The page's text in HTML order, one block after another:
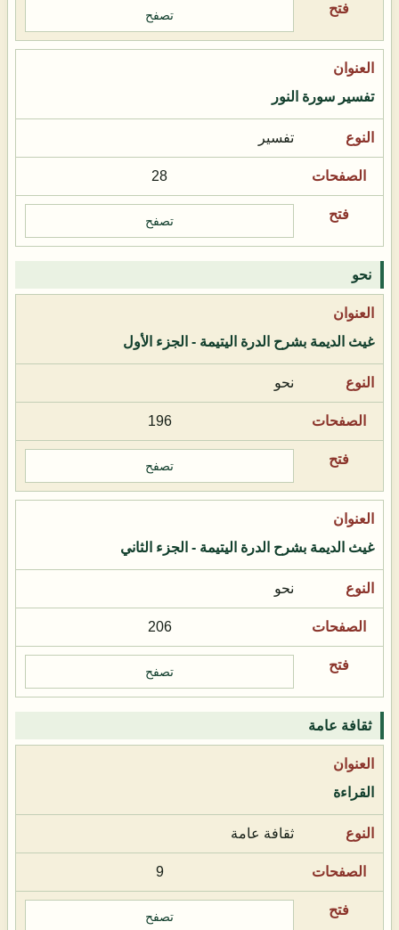
تصفح
تفسير سورة النور
تفسير
28
تصفح
نحو
غيث الديمة بشرح الدرة اليتيمة - الجزء الأول
نحو
196
تصفح
غيث الديمة بشرح الدرة اليتيمة - الجزء الثاني
نحو
206
تصفح
ثقافة عامة
القراءة
ثقافة عامة
9
تصفح